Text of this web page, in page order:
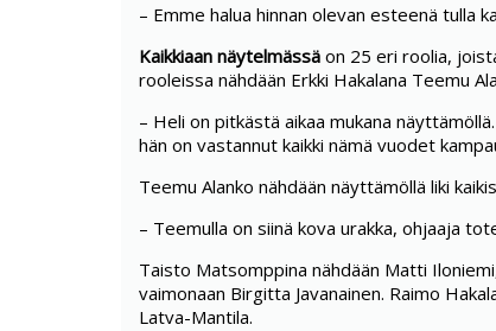
– Emme halua hinnan olevan esteenä tulla
Kaikkiaan näytelmässä on 25 eri roolia,
rooleissa nähdään Erkki Hakalana Teemu
– Heli on pitkästä aikaa mukana
hän on vastannut kaikki nämä vuodet
Teemu Alanko nähdään näyttämöllä liki
– Teemulla on siinä kova urakka, ohjaaja
Taisto Matsomppina nähdään Matti
vaimonaan Birgitta Javanainen. Raimo
Latva-Mantila.